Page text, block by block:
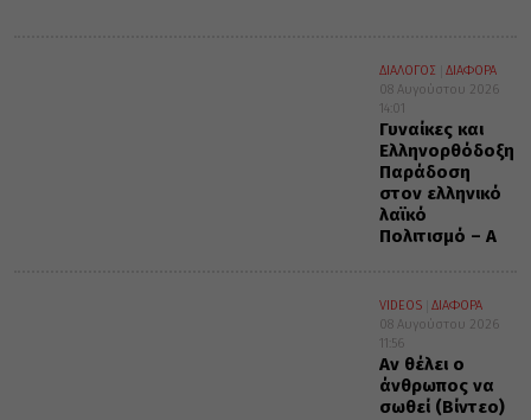
ΔΙΑΛΟΓΟΣ
ΔΙΑΦΟΡΑ
08 Αυγούστου 2026
14:01
Γυναίκες και
Ελληνορθόδοξη
Παράδοση
στον ελληνικό
λαϊκό
Πολιτισμό – Α΄
VIDEOS
ΔΙΑΦΟΡΑ
08 Αυγούστου 2026
11:56
Αν θέλει ο
άνθρωπος να
σωθεί (Βίντεο)